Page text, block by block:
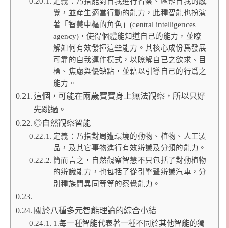
覺，並産生適當行動的能力，此種智能也扮演
著「智慧中樞的角色」(central intelligences
agency)，使得個體能知道自己的能力，並瞭
解如何有效發揮這些能力。其核心成份爲發展
可靠的自我運作模式，以瞭解自已之欲求、目
標、焦慮與優缺點，並藉以引導自己的行爲之
能力。
這個，可能在兩歲寶寶身上無法觀察，所以只好
先跳過。
◎自然觀察智能
定義：乃指對周遭環境的動物、植物、人工製
品，及其它事物進行有效辨識及分類的能力。
簡而言之，自然觀察智慧不只包括了對動植物
的辨識能力，也包括了從引擎聲辨識汽車，分
別種族間異同等等的察覺能力。
關於八種多元智能理論的綜合小結
1.每一種智能代表著一種不同於其他智能的獨